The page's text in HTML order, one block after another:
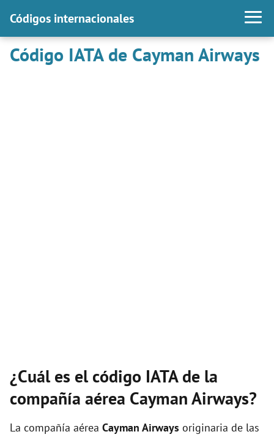
Códigos internacionales
Código IATA de Cayman Airways
¿Cuál es el código IATA de la
compañía aérea Cayman Airways?
La compañía aérea Cayman Airways originaria de las